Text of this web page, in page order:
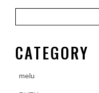
o
o
k
CATEGORY
melu